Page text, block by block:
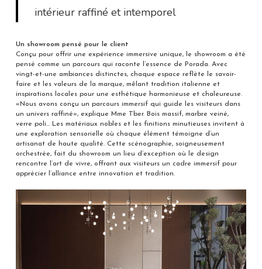
intérieur raffiné et intemporel
Un showroom pensé pour le client
Conçu pour offrir une expérience immersive unique, le showroom a été
pensé comme un parcours qui raconte l’essence de Porada. Avec
vingt-et-une ambiances distinctes, chaque espace reflète le savoir-
faire et les valeurs de la marque, mêlant tradition italienne et
inspirations locales pour une esthétique harmonieuse et chaleureuse.
«Nous avons conçu un parcours immersif qui guide les visiteurs dans
un univers raffiné», explique Mme Tber. Bois massif, marbre veiné,
verre poli… Les matériaux nobles et les finitions minutieuses invitent à
une exploration sensorielle où chaque élément témoigne d’un
artisanat de haute qualité. Cette scénographie, soigneusement
orchestrée, fait du showroom un lieu d’exception où le design
rencontre l’art de vivre, offrant aux visiteurs un cadre immersif pour
apprécier l’alliance entre innovation et tradition.